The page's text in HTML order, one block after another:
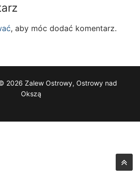
, aby móc dodać komentarz.
2026 Zalew Ostrowy, Ostrowy nad
Okszą